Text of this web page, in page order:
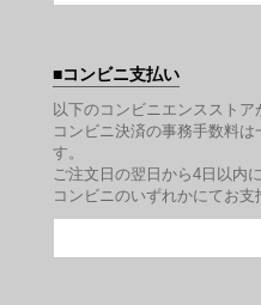
コンビニ支払い
以下のコンビニエンスストア
コンビニ決済の事務手数料
す。
ご注文日の翌日から4日以内
コンビニのいずれかにてお支